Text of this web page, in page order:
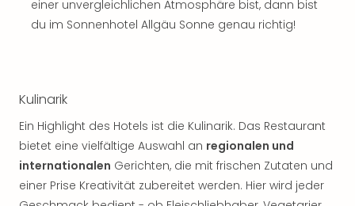
einer unvergleichlichen Atmosphäre bist, dann bist
du im Sonnenhotel Allgäu Sonne genau richtig!
Kulinarik
Ein Highlight des Hotels ist die Kulinarik. Das Restaurant
bietet eine vielfältige Auswahl an regionalen und
internationalen Gerichten, die mit frischen Zutaten und
einer Prise Kreativität zubereitet werden. Hier wird jeder